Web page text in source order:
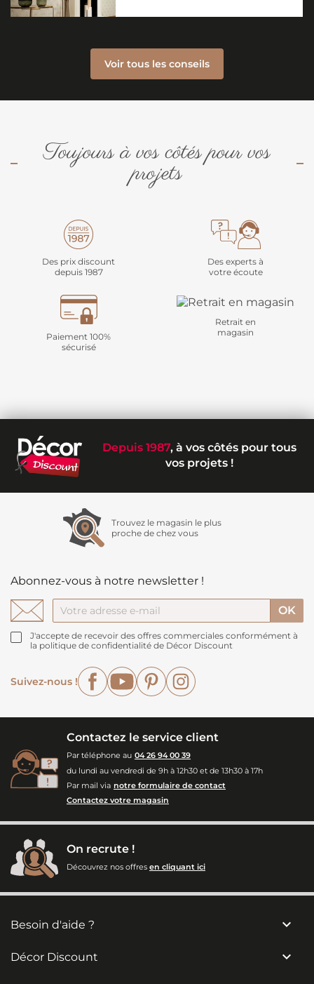
Voir tous les conseils
Toujours à vos côtés pour vos
projets
Des prix discount
depuis 1987
Des experts à
votre écoute
Paiement 100%
sécurisé
Retrait en
magasin
Depuis 1987, à vos côtés pour tous
vos projets !
Trouvez le magasin le plus
proche de chez vous
Abonnez-vous à notre newsletter !
J'accepte de recevoir des offres commerciales conformément à
la politique de confidentialité de Décor Discount
Suivez-nous !
FacebookYouTubePinterest
Contactez le service client
Par téléphone au 04 26 94 00 39
du lundi au vendredi de 9h à 12h30 et de 13h30 à 17h
Par mail via notre formulaire de contact
Contactez votre magasin
On recrute !
Découvrez nos offres en cliquant ici
Besoin d'aide ? 
Décor Discount 